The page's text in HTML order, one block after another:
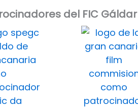
del FIC Gáldar​